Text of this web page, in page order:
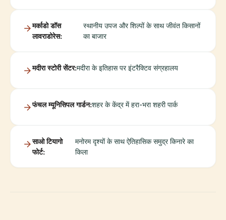
मर्काडो डॉस
लावराडोरेस:
स्थानीय उपज और शिल्पों के साथ जीवंत किसानों
का बाजार
मदीरा स्टोरी सेंटर:मदीरा के इतिहास पर इंटरैक्टिव संग्रहालय
फंचल म्यूनिसिपल गार्डन:शहर के केंद्र में हरा-भरा शहरी पार्क
साओ टियागो
फोर्ट:
मनोरम दृश्यों के साथ ऐतिहासिक समुद्र किनारे का
किला